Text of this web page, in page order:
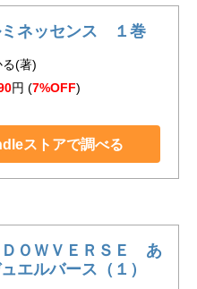
ミネッセンス １巻
る(著)
円 (7%OFF)
ストアで調べる
ＤＯＷＶＥＲＳＥ あ
エルバース（１）